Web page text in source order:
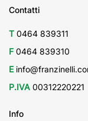
Contatti
T 0464 839311
F 0464 839310
E
P.IVA 00312220221
Info